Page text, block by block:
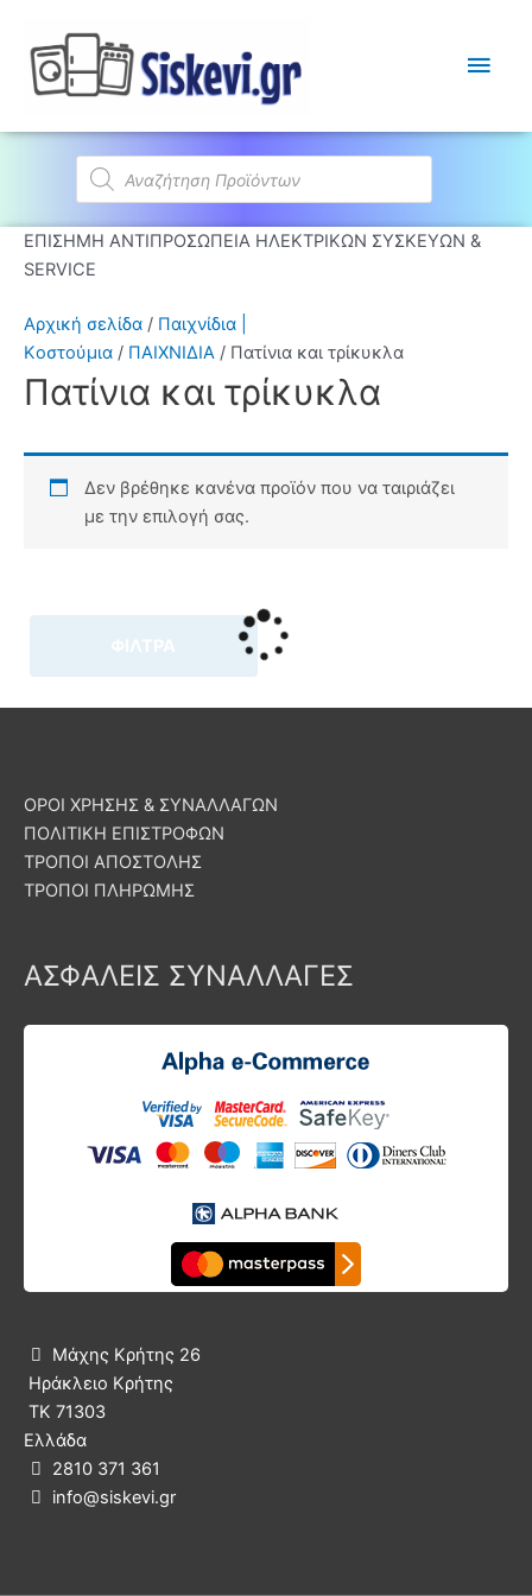
Products
search
ΦΙΛΤΡΑ
Αρχική σελίδα / Παιχνίδια |
Kοστούμια / ΠΑΙΧΝΙΔΙΑ / Πατίνια και τρίκυκλα
Πατίνια και τρίκυκλα
Δεν βρέθηκε κανένα προϊόν που να ταιριάζει
με την επιλογή σας.
ΕΠΙΣΗΜΗ ΑΝΤΙΠΡΟΣΩΠΕΙΑ ΗΛΕΚΤΡΙΚΩΝ ΣΥΣΚΕΥΩΝ &
SERVICE
ΟΡΟΙ ΧΡΗΣΗΣ & ΣΥΝΑΛΛΑΓΩΝ
ΠΟΛΙΤΙΚΗ ΕΠΙΣΤΡΟΦΩΝ
ΤΡΟΠΟΙ ΑΠΟΣΤΟΛΗΣ
ΤΡΟΠΟΙ ΠΛΗΡΩΜΗΣ
ΑΣΦΑΛΕΙΣ ΣΥΝΑΛΛΑΓΕΣ

Μάχης Κρήτης 26
Ηράκλειο Κρήτης
ΤΚ 71303
Ελλάδα
 2810 371 361
 info@siskevi.gr